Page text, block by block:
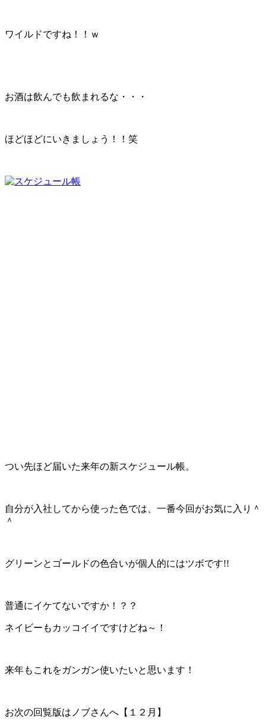
ワイルドですね！！ｗ
お酒は飲んでも飲まれるな・・・
ほどほどにいきましょう！！笑
つい先ほど届いた来年の新スケジュール帳。
自分が入社してから使った色では、一番今回がお気に入り＾
＾
グリーンとゴールドの色合いが個人的にはツボです!!
普通にイケてないですか！？？
ネイビーもカッコイイですけどね～！
来年もこれをガンガン使いたいと思います！
お次の回覧版はノブさんへ【１２月】